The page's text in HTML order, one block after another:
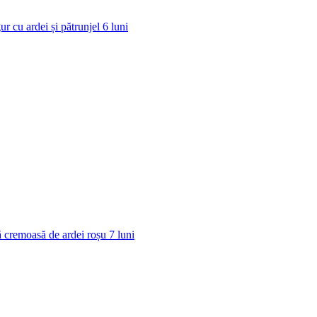
cu ardei și pătrunjel 6 luni
cremoasă de ardei roșu 7 luni